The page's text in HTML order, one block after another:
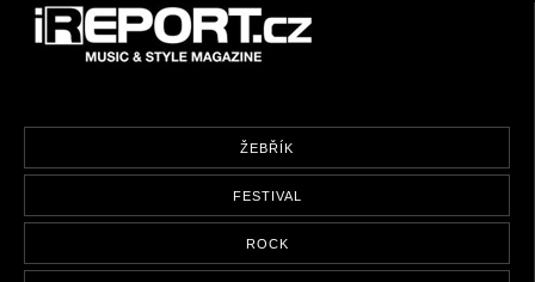
ŽEBŘÍK
FESTIVAL
ROCK